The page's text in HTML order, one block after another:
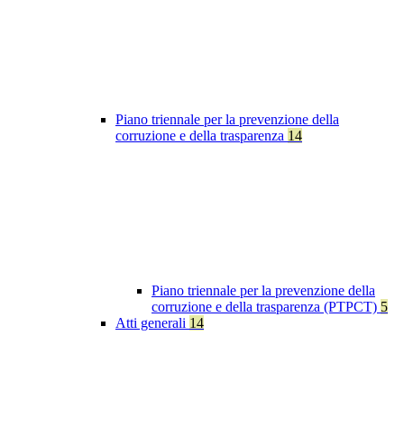
Piano triennale per la prevenzione della
corruzione e della trasparenza 14
Piano triennale per la prevenzione della
corruzione e della trasparenza (PTPCT) 5
Atti generali 14